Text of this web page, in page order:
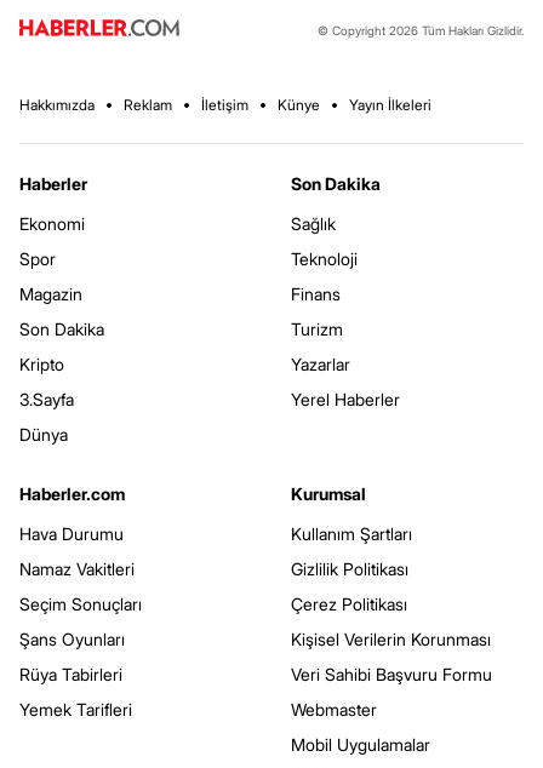
© Copyright 2026 Tüm Hakları Gizlidir.
Hakkımızda Reklam İletişim Künye Yayın İlkeleri
Haberler
Ekonomi
Spor
Magazin
Son Dakika
Kripto
3.Sayfa
Dünya
Son Dakika
Sağlık
Teknoloji
Finans
Turizm
Yazarlar
Yerel Haberler
Haberler.com
Hava Durumu
Namaz Vakitleri
Seçim Sonuçları
Şans Oyunları
Rüya Tabirleri
Yemek Tarifleri
Kurumsal
Kullanım Şartları
Gizlilik Politikası
Çerez Politikası
Kişisel Verilerin Korunması
Veri Sahibi Başvuru Formu
Webmaster
Mobil Uygulamalar